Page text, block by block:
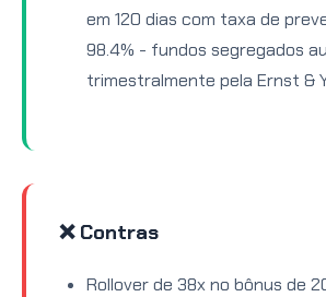
em 120 dias com taxa de
98.4% - fundos segregados
trimestralmente pela Ernst &
❌ Contras
Rollover de 38x no bônus de